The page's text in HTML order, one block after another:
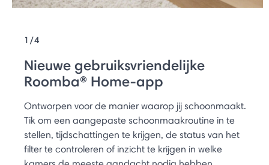
1/4
Nieuwe gebruiksvriendelijke
Roomba® Home-app
Ontworpen voor de manier waarop jij schoonmaakt.
Tik om een aangepaste schoonmaakroutine in te
stellen, tijdschattingen te krijgen, de status van het
filter te controleren of inzicht te krijgen in welke